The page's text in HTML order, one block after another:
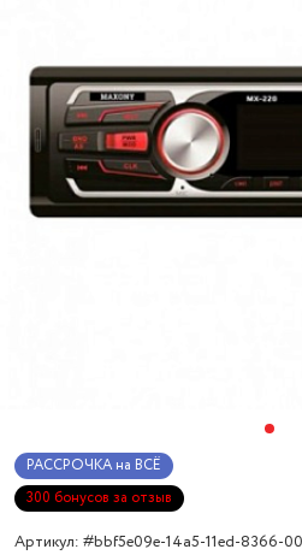
РАССРОЧКА на ВСЁ
300 бонусов за отзыв
Артикул: #bbf5e09e-14a5-11ed-8366-